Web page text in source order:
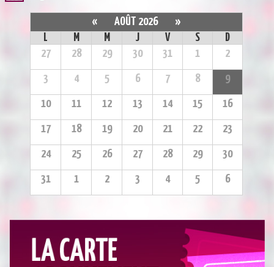
« AOÛT 2026
»
L
M M J V S
D
27
28 29 30 31 1 2
3 4 5 6 7 8 9
10 11 12 13 14 15 16
17 18 19 20 21 22 23
24 25 26 27 28 29 30
31 1 2 3 4 5 6